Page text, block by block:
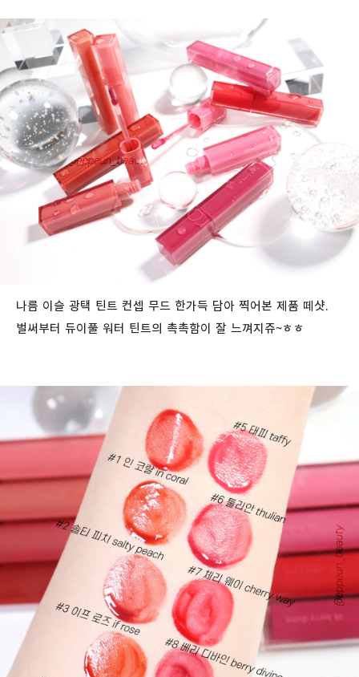
나름 이슬 광택 틴트 컨셉 무드 한가득 담아 찍어본 제품 떼샷.
벌써부터 듀이풀 워터 틴트의 촉촉함이 잘 느껴지쥬~ㅎㅎ